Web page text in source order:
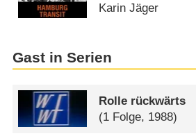
Karin Jäger
Gast in Serien
Rolle rückwärts
(1 Folge, 1988)